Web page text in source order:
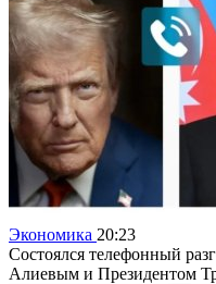
Экономика 20:23
Состоялся телефонный
Алиевым и Президентом